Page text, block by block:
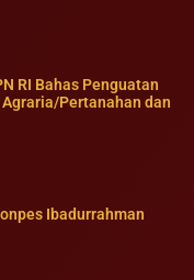
RI Bahas Penguatan
Pertanahan dan
Ibadurrahman